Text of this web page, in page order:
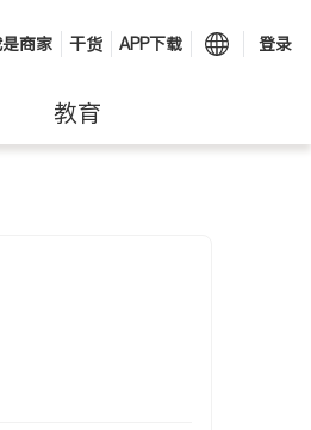
商家 干货 APP下载 登录
教育